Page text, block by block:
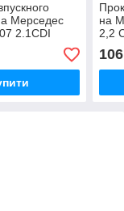
Мерседес
2.1CDI
REINZ
на
2,2
106